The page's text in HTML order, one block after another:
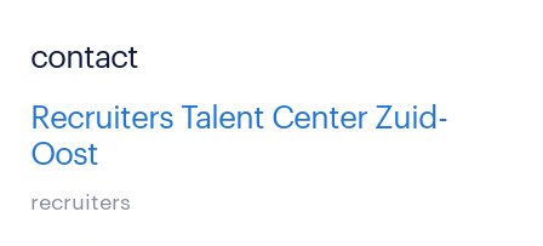
contact
Recruiters Talent Center Zuid-
Oost
recruiters